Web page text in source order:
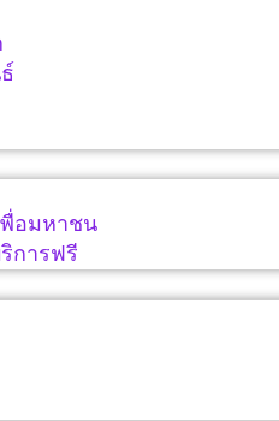
พื่อมหาชน
การฟรี